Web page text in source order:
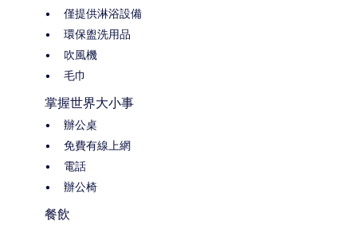
僅提供淋浴設備
環保盥洗用品
吹風機
毛巾
掌握世界大小事
辦公桌
免費有線上網
電話
辦公椅
餐飲